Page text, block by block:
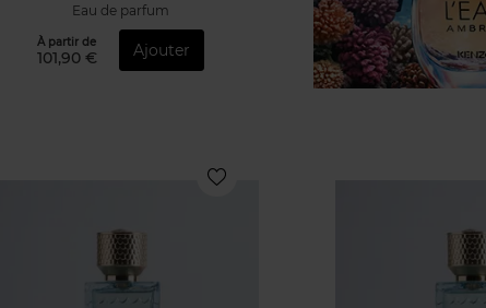
Eau de parfum
À partir de
101,90 € Ajouter